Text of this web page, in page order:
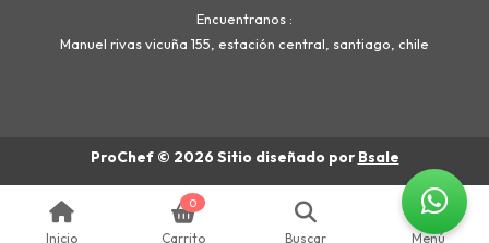
Encuentranos
Manuel rivas vicuña 155, estación central, santiago, chile
ProChef © 2026 Sitio diseñado por Bsale
Inicio
0
Carrito Buscar Menú